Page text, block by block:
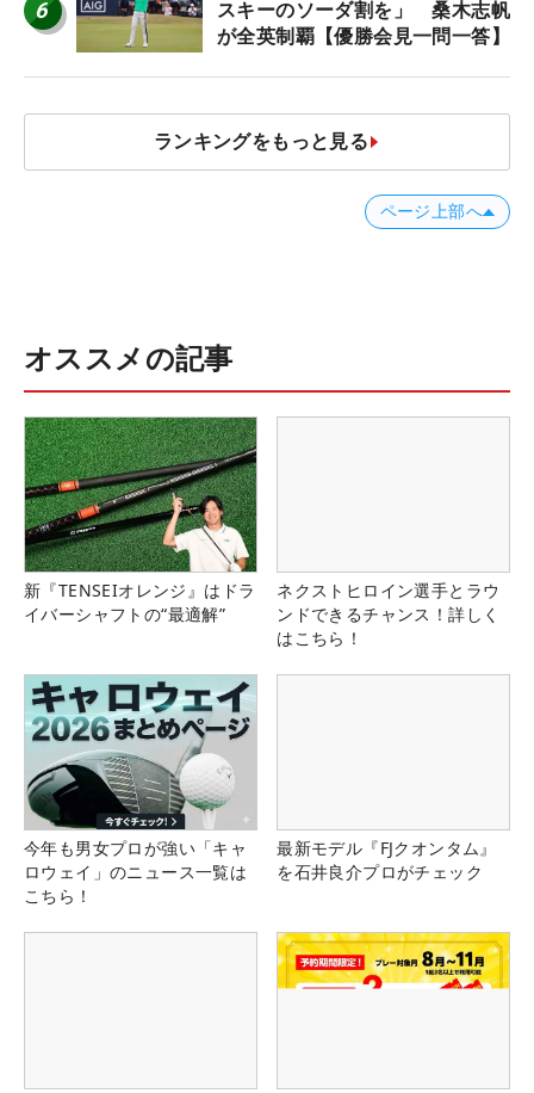
6
スキーのソーダ割を」 桑木志帆
が全英制覇【優勝会見一問一答】
ランキングをもっと見る
ページ上部へ
オススメの記事
新『TENSEIオレンジ』はドラ
イバーシャフトの“最適解”
ネクストヒロイン選手とラウ
ンドできるチャンス！詳しく
はこちら！
今年も男女プロが強い「キャ
ロウェイ」のニュース一覧は
こちら！
最新モデル『FJクオンタム』
を石井良介プロがチェック